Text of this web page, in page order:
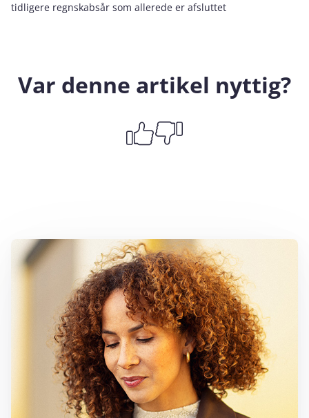
tidligere regnskabsår som allerede er afsluttet
Var denne artikel nyttig?